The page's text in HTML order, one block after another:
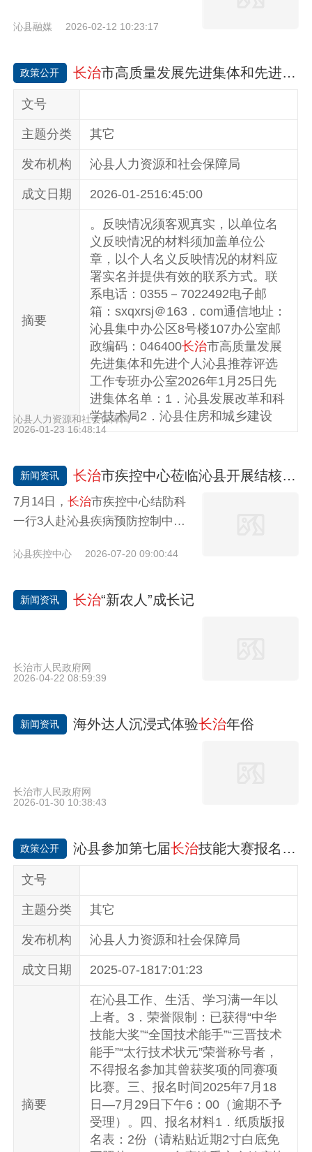
沁县融媒 2026-02-12 10:23:17
政策公开 长治市高质量发展先进集体和先进个人沁县推荐名单公示
文号
主题分类 其它
发布机构 沁县人力资源和社会保障局
成文日期 2026-01-2516:45:00
摘要
。反映情况须客观真实，以单位名
义反映情况的材料须加盖单位公
章，以个人名义反映情况的材料应
署实名并提供有效的联系方式。联
系电话：0355－7022492电子邮
箱：sxqxrsj＠163．com通信地址：
沁县集中办公区8号楼107办公室邮
政编码：046400长治市高质量发展
先进集体和先进个人沁县推荐评选
工作专班办公室2026年1月25日先
进集体名单：1．沁县发展改革和科
学技术局2．沁县住房和城乡建设
沁县人力资源和社会保障局
2026-01-23 16:48:14
新闻资讯 长治市疾控中心莅临沁县开展结核病防治专项督导
7月14日，长治市疾控中心结防科
一行3人赴沁县疾病预防控制中心
卫体局副局长赵飞、中心主任常
查。检查组针对流调追踪衔接、岗
一是压实三级联动防控体系，优化
级医院、乡镇卫生院及村医分级追
踪管控机制；二是明晰各方工作职
控制中心开展结核病防治专项督导
陪同检查。检查组针对流调追踪衔
接、岗位职责划分、专项经费管
在的薄弱环节，现场提出针对性整
改意见。一是压实三级联动防控体
疾控、县级医院、乡镇卫生院及村
医分级追踪管控机制；二是明晰各
方工作职责，细化
沁县疾控中心 2026-07-20 09:00:44
新闻资讯 长治“新农人”成长记
长治市人民政府网
2026-04-22 08:59:39
新闻资讯 海外达人沉浸式体验长治年俗
长治市人民政府网
2026-01-30 10:38:43
政策公开 沁县参加第七届长治技能大赛报名公告
文号
主题分类 其它
发布机构 沁县人力资源和社会保障局
成文日期 2025-07-1817:01:23
摘要
在沁县工作、生活、学习满一年以
上者。3．荣誉限制：已获得“中华
技能大奖”“全国技术能手”“三晋技术
能手”“太行技术状元”荣誉称号者，
不得报名参加其曾获奖项的同赛项
比赛。三、报名时间2025年7月18
日—7月29日下午6：00（逾期不予
受理）。四、报名材料1．纸质版报
名表：2份（请粘贴近期2寸白底免